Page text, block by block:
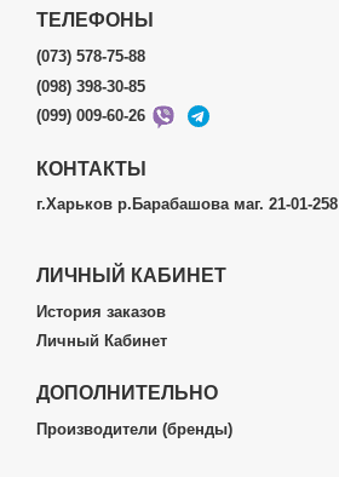
ТЕЛЕФОНЫ
(073) 578-75-88
(098) 398-30-85
(099) 009-60-26
КОНТАКТЫ
г.Харьков р.Барабашова маг. 21-01-258
ЛИЧНЫЙ КАБИНЕТ
История заказов
Личный Кабинет
ДОПОЛНИТЕЛЬНО
Производители (бренды)